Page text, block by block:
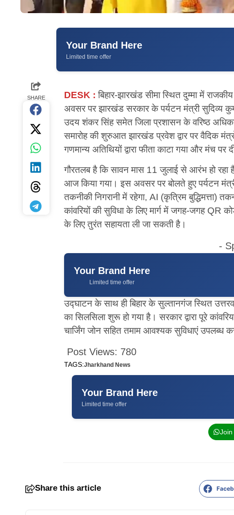
Your Brand Here
Limited time offer
SHARE DESK : बिहार-झारखंड सीमा स्थित दुम्मा में
अवसर पर झारखंड सरकार के पर्यटन मंत्री सुदिव्य
उदय शंकर सिंह समेत जिला प्रशासन के वरिष्ठ
समारोह की शुरुआत झारखंड प्रवेश द्वार पर वैदिक
गणमान्य अतिथियों द्वारा फीता काटा गया और मंच
गौरतलब है कि सावन मास 11 जुलाई से आरंभ हो रहा
आज किया गया। इस अवसर पर बोलते हुए पर्यटन
तकनीकी निगरानी में रहेगा, AI (कृत्रिम बुद्धिमत्ता)
कांवरियों की सुविधा के लिए मार्ग में जगह-जगह QR
के लिए तुरंत सहायता ली जा सकती है।
-
Your Brand Here
Limited time offer
उद्घाटन के साथ ही बिहार के सुल्तानगंज स्थित
का सिलसिला शुरू हो गया है। सरकार द्वारा पूरे
चार्जिंग जोन सहित तमाम आवश्यक सुविधाएं उपलब्ध
Post Views: 780
TAGS:Jharkhand News
Your Brand Here
Limited time offer
Join
Share this article